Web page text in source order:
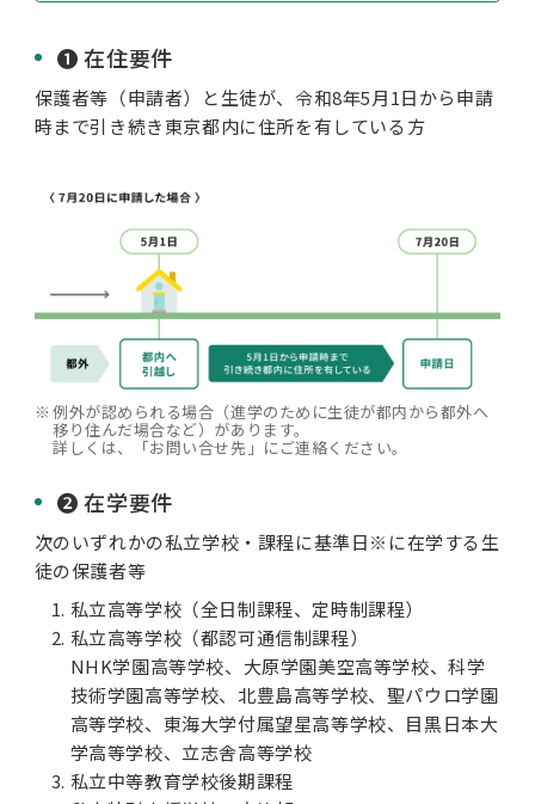
❶ 在住要件
保護者等（申請者）と生徒が、令和8年5月1日から申請
時まで引き続き東京都内に住所を有している方
※ 例外が認められる場合（進学のために生徒が都内から都外へ
移り住んだ場合など）があります。
詳しくは、「お問い合せ先」にご連絡ください。
❷ 在学要件
次のいずれかの私立学校・課程に基準日※に在学する生
徒の保護者等
私立高等学校（全日制課程、定時制課程）
私立高等学校（都認可通信制課程）
NHK学園高等学校、大原学園美空高等学校、科学
技術学園高等学校、北豊島高等学校、聖パウロ学園
高等学校、東海大学付属望星高等学校、目黒日本大
学高等学校、立志舎高等学校
私立中等教育学校後期課程